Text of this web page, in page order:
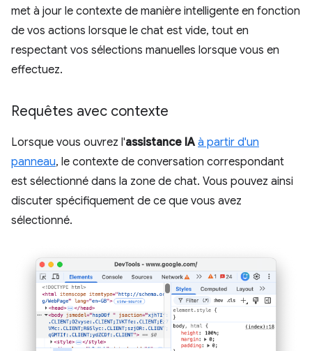
met à jour le contexte de manière intelligente en fonction
de vos actions lorsque le chat est vide, tout en
respectant vos sélections manuelles lorsque vous en
effectuez.
Requêtes avec contexte
Lorsque vous ouvrez l'assistance IA à partir d'un
panneau, le contexte de conversation correspondant
est sélectionné dans la zone de chat. Vous pouvez ainsi
discuter spécifiquement de ce que vous avez
sélectionné.